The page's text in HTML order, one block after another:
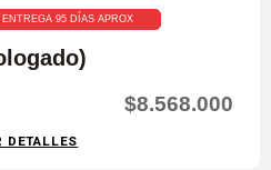
95 DÍAS APROX
$8.568.000
DETALLES